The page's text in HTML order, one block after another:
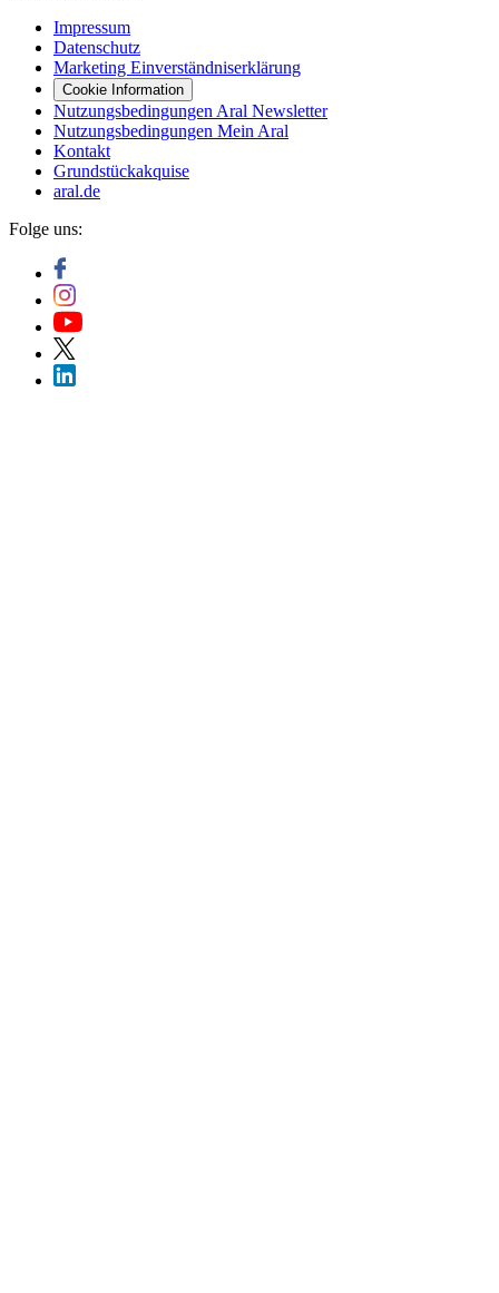
Impressum
Datenschutz
Marketing Einverständniserklärung
Cookie Information
Nutzungsbedingungen Aral Newsletter
Nutzungsbedingungen Mein Aral
Kontakt
Grundstückakquise
aral.de
Folge uns: